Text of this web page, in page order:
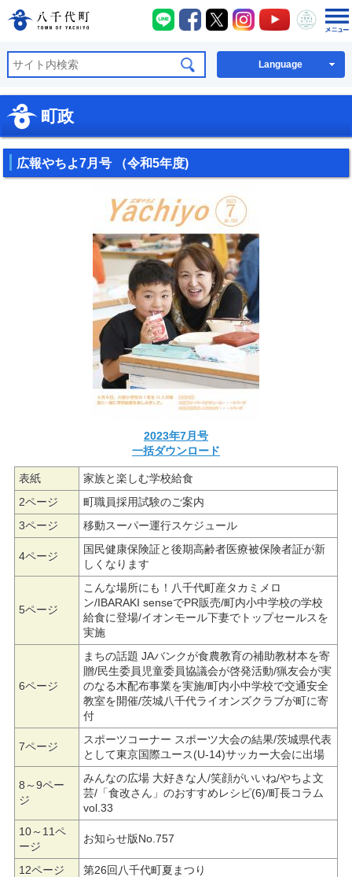
八千代町公式ホームページ
八千代町LINE
八千代町Facebook
八千代町X八千代町Instagram
八千代町
八千
Language
町政
広報やちよ7月号 （令和5年度)
2023年7月号
一括ダウンロード
表紙
家族と楽しむ学校給食
2ページ
町職員採用試験のご案内
3ページ
移動スーパー運行スケジュール
4ページ
国民健康保険証と後期高齢者医療被保険者証が新
しくなります
5ページ
こんな場所にも！八千代町産タカミメロ
ン/IBARAKI senseでPR販売/町内小中学校の学校
給食に登場/イオンモール下妻でトップセールスを
実施
6ページ
まちの話題 JAバンクが食農教育の補助教材本を寄
贈/民生委員児童委員協議会が啓発活動/猟友会が実
のなる木配布事業を実施/町内小中学校で交通安全
教室を開催/茨城八千代ライオンズクラブが町に寄
付
7ページ
スポーツコーナー スポーツ大会の結果/茨城県代表
として東京国際ユース(U-14)サッカー大会に出場
8～9ペー
ジ
みんなの広場 大好きな人/笑顔がいいね/やちよ文
芸/「食改さん」のおすすめレシピ(6)/町長コラム
vol.33
10～11ペ
ージ
お知らせ版No.757
12ページ 第26回八千代町夏まつり